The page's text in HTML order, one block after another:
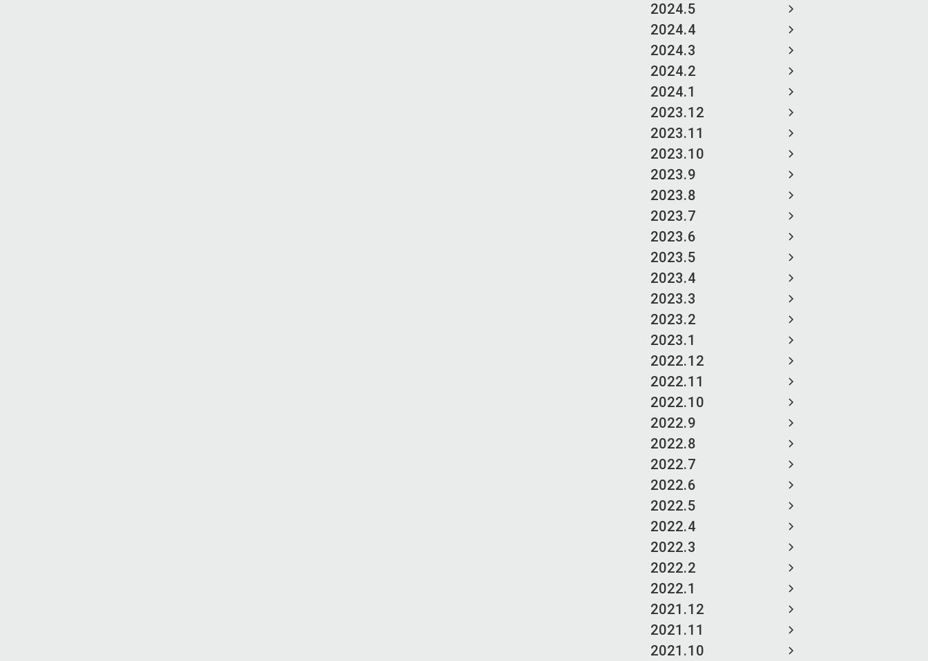
2024.5
2024.4
2024.3
2024.2
2024.1
2023.12
2023.11
2023.10
2023.9
2023.8
2023.7
2023.6
2023.5
2023.4
2023.3
2023.2
2023.1
2022.12
2022.11
2022.10
2022.9
2022.8
2022.7
2022.6
2022.5
2022.4
2022.3
2022.2
2022.1
2021.12
2021.11
2021.10